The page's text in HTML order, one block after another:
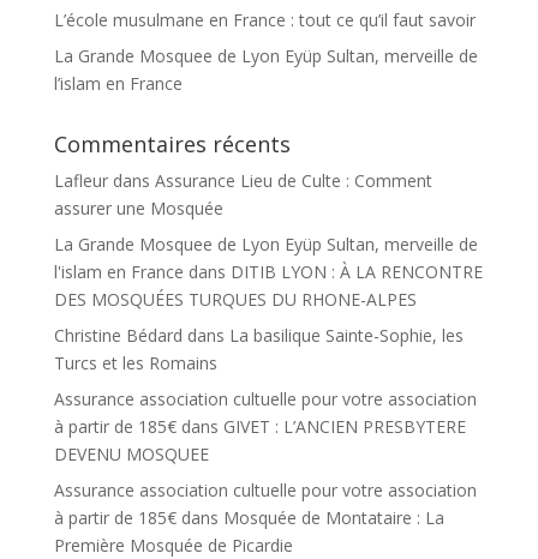
L’école musulmane en France : tout ce qu’il faut savoir
La Grande Mosquee de Lyon Eyüp Sultan, merveille de
l’islam en France
Commentaires récents
Lafleurdans Assurance Lieu de Culte : Comment
assurer une Mosquée
La Grande Mosquee de Lyon Eyüp Sultan, merveille de
l'islam en France dans DITIB LYON : À LA RENCONTRE
DES MOSQUÉES TURQUES DU RHONE-ALPES
Christine Bédard dans La basilique Sainte-Sophie, les
Turcs et les Romains
Assurance association cultuelle pour votre association
à partir de 185€dans GIVET : L’ANCIEN PRESBYTERE
DEVENU MOSQUEE
Assurance association cultuelle pour votre association
à partir de 185€dans Mosquée de Montataire : La
Première Mosquée de Picardie